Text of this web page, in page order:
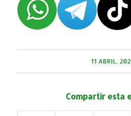
11 ABRIL,
Compartir esta